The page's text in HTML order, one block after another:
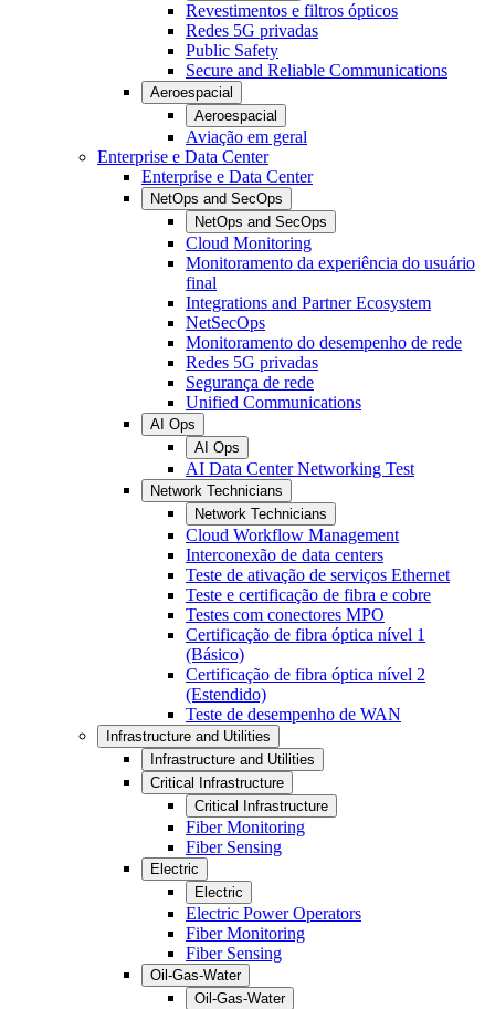
Revestimentos e filtros ópticos
Redes 5G privadas
Public Safety
Secure and Reliable Communications
Aeroespacial
Aeroespacial
Aviação em geral
Enterprise e Data Center
Enterprise e Data Center
NetOps and SecOps
NetOps and SecOps
Cloud Monitoring
Monitoramento da experiência do usuário
final
Integrations and Partner Ecosystem
NetSecOps
Monitoramento do desempenho de rede
Redes 5G privadas
Segurança de rede
Unified Communications
AI Ops
AI Ops
AI Data Center Networking Test
Network Technicians
Network Technicians
Cloud Workflow Management
Interconexão de data centers
Teste de ativação de serviços Ethernet
Teste e certificação de fibra e cobre
Testes com conectores MPO
Certificação de fibra óptica nível 1
(Básico)
Certificação de fibra óptica nível 2
(Estendido)
Teste de desempenho de WAN
Infrastructure and Utilities
Infrastructure and Utilities
Critical Infrastructure
Critical Infrastructure
Fiber Monitoring
Fiber Sensing
Electric
Electric
Electric Power Operators
Fiber Monitoring
Fiber Sensing
Oil-Gas-Water
Oil-Gas-Water